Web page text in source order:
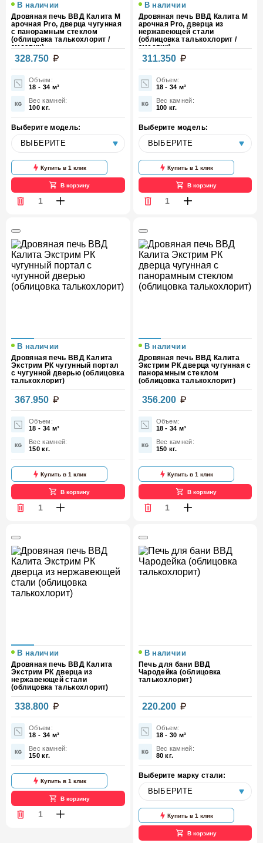
В наличии
Дровяная печь ВВД Калита М
арочная Pro, дверца чугунная
с панорамным стеклом
(облицовка талькохлорит /
змеевик)
328.750
Объем:
18 - 34 м³
Вес камней:
100 кг.
Выберите модель:
Купить в 1 клик
В корзину
В наличии
Дровяная печь ВВД Калита М
арочная Pro, дверца из
нержавеющей стали
(облицовка талькохлорит /
змеевик)
311.350
Объем:
18 - 34 м³
Вес камней:
100 кг.
Выберите модель:
Купить в 1 клик
В корзину
В наличии
Дровяная печь ВВД Калита
Экстрим РК чугунный портал
с чугунной дверью (облицовка
талькохлорит)
367.950
Объем:
18 - 34 м³
Вес камней:
150 кг.
Купить в 1 клик
В корзину
В наличии
Дровяная печь ВВД Калита
Экстрим РК дверца чугунная с
панорамным стеклом
(облицовка талькохлорит)
356.200
Объем:
18 - 34 м³
Вес камней:
150 кг.
Купить в 1 клик
В корзину
В наличии
Дровяная печь ВВД Калита
Экстрим РК дверца из
нержавеющей стали
(облицовка талькохлорит)
338.800
Объем:
18 - 34 м³
Вес камней:
150 кг.
Купить в 1 клик
В корзину
В наличии
Печь для бани ВВД
Чародейка (облицовка
талькохлорит)
220.200
Объем:
18 - 30 м³
Вес камней:
80 кг.
Выберите марку стали:
Купить в 1 клик
В корзину